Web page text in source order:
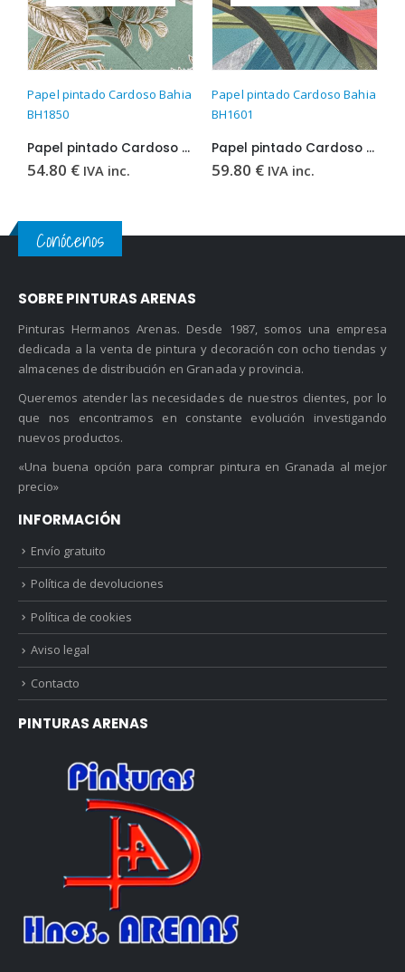
Papel pintado Cardoso Bahia
BH1850
Papel pintado Cardoso Bahia BH1850
54.80 € IVA inc.
Papel pintado Cardoso Bahia
BH1601
Papel pintado Cardoso Bahia BH1601
59.80 € IVA inc.
Conócenos
SOBRE PINTURAS ARENAS
Pinturas Hermanos Arenas. Desde 1987, somos una empresa
dedicada a la venta de pintura y decoración con ocho tiendas y
almacenes de distribución en Granada y provincia.
Queremos atender las necesidades de nuestros clientes, por lo
que nos encontramos en constante evolución investigando
nuevos productos.
«Una buena opción para comprar pintura en Granada al mejor
precio»
INFORMACIÓN
Envío gratuito
Política de devoluciones
Política de cookies
Aviso legal
Contacto
PINTURAS ARENAS